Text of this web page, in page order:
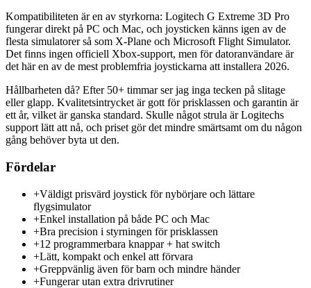
Kompatibiliteten är en av styrkorna: Logitech G Extreme 3D Pro
fungerar direkt på PC och Mac, och joysticken känns igen av de
flesta simulatorer så som X-Plane och Microsoft Flight Simulator.
Det finns ingen officiell Xbox-support, men för datoranvändare är
det här en av de mest problemfria joystickarna att installera 2026.
Hållbarheten då? Efter 50+ timmar ser jag inga tecken på slitage
eller glapp. Kvalitetsintrycket är gott för prisklassen och garantin är
ett år, vilket är ganska standard. Skulle något strula är Logitechs
support lätt att nå, och priset gör det mindre smärtsamt om du någon
gång behöver byta ut den.
Fördelar
+Väldigt prisvärd joystick för nybörjare och lättare
flygsimulator
+Enkel installation på både PC och Mac
+Bra precision i styrningen för prisklassen
+12 programmerbara knappar + hat switch
+Lätt, kompakt och enkel att förvara
+Greppvänlig även för barn och mindre händer
+Fungerar utan extra drivrutiner